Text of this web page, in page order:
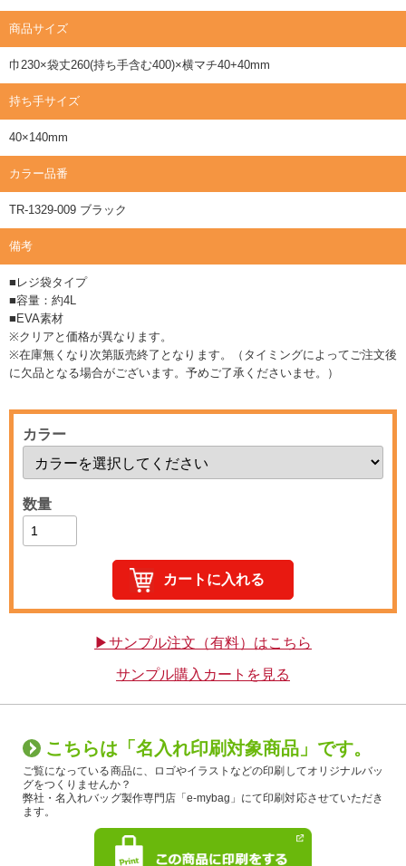
商品サイズ
巾230×袋丈260(持ち手含む400)×横マチ40+40mm
持ち手サイズ
40×140mm
カラー品番
TR-1329-009 ブラック
備考
■レジ袋タイプ
■容量：約4L
■EVA素材
※クリアと価格が異なります。
※在庫無くなり次第販売終了となります。（タイミングによってご注文後
に欠品となる場合がございます。予めご了承くださいませ。）
カラー
数量
▶サンプル注文（有料）はこちら
サンプル購入カートを見る
こちらは「名入れ印刷対象商品」です。
ご覧になっている商品に、ロゴやイラストなどの印刷してオリジナルバッ
グをつくりませんか？
弊社・名入れバッグ製作専門店「e-mybag」にて印刷対応させていただき
ます。